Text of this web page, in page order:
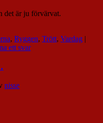
det är ju förvärvat.
, Ryggen, Trött, Vardag |
ett svar
nisse